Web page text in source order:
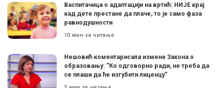
Васпитачица о адаптацији на вртић: НИЈЕ крај
кад дете престане да плаче, то је само фаза
равнодушности
10 мин за читање
Нешовић коментарисала измене Закона о
образовању: ”Ко одговорно ради, не треба да
се плаши да ће изгубити лиценцу”